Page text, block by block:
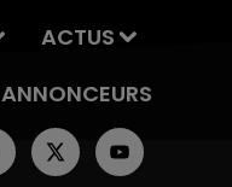
ACTUS
ANNONCEURS